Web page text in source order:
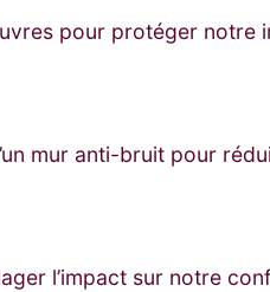
pour protéger notre
mur anti-bruit pour
l’impact sur notre